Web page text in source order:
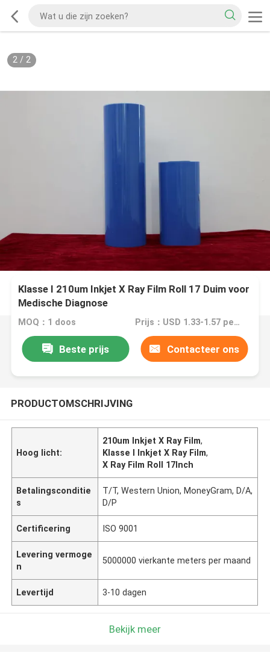
2/ 2
Klasse I 210um Inkjet X Ray Film Roll 17 Duim voor
Medische Diagnose
MOQ：1 doos Prijs：USD 1.33-1.57 per square meter
Beste prijs Contacteer ons
PRODUCTOMSCHRIJVING
Hoog licht:
210um Inkjet X Ray Film,
Klasse I Inkjet X Ray Film,
X Ray Film Roll 17Inch
Betalingsconditie
s
T/T, Western Union, MoneyGram, D/A,
D/P
Certificering ISO 9001
Levering vermoge
n
5000000 vierkante meters per maand
Levertijd 3-10 dagen
Bekijk meer